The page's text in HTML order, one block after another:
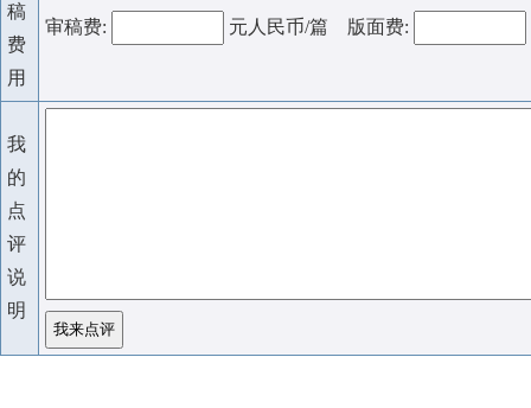
稿
费
用
审稿费: 元人民币/篇 版面费:
我
的
点
评
说
明